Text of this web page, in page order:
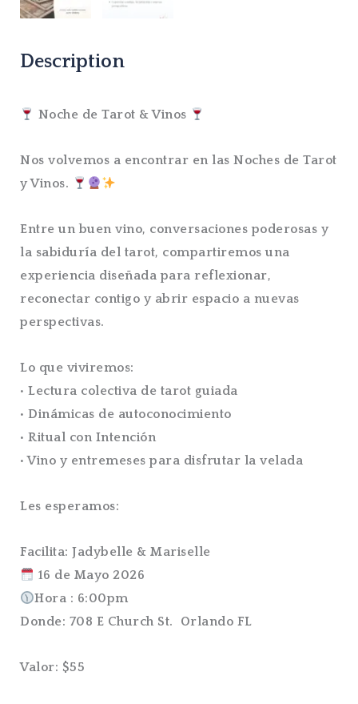
Description
Noche de Tarot & Vinos
Nos volvemos a encontrar en las Noches de Tarot
y Vinos.
Entre un buen vino, conversaciones poderosas y
la sabiduría del tarot, compartiremos una
experiencia diseñada para reflexionar,
reconectar contigo y abrir espacio a nuevas
perspectivas.
Lo que viviremos:
• Lectura colectiva de tarot guiada
• Dinámicas de autoconocimiento
• Ritual con Intención
• Vino y entremeses para disfrutar la velada
Les esperamos:
Facilita: Jadybelle & Mariselle
16 de Mayo 2026
Hora : 6:00pm
Donde: 708 E Church St. Orlando FL
Valor: $55